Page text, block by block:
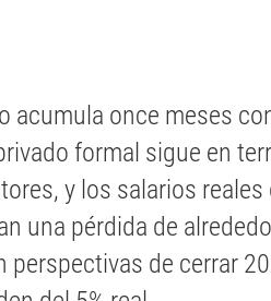
acumula once meses
formal sigue en
y los salarios
una pérdida de
perspectivas de cerrar